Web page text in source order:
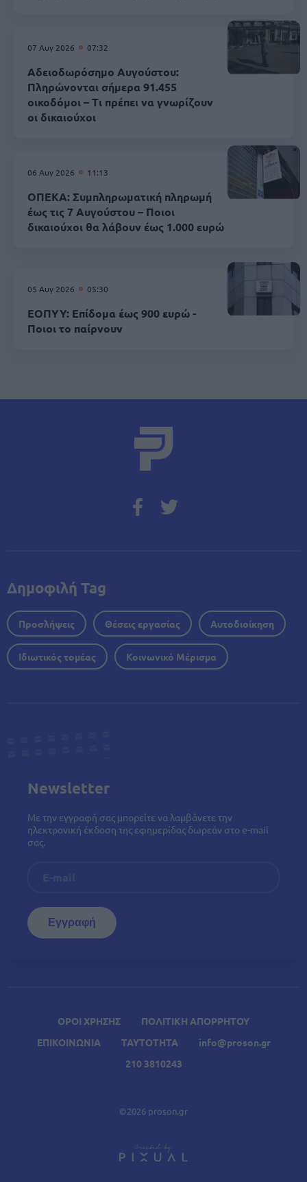
A Σχετικά Άρθρα
07 Αυγ 2026 07:32
Αδειοδωρόσημο Αυγούστου:
Πληρώνονται σήμερα 91.455
οικοδόμοι – Τι πρέπει να γνωρίζουν
οι δικαιούχοι
06 Αυγ 2026 11:13
ΟΠΕΚΑ: Συμπληρωματική πληρωμή
έως τις 7 Αυγούστου – Ποιοι
δικαιούχοι θα λάβουν έως 1.000 ευρώ
05 Αυγ 2026 05:30
ΕΟΠΥΥ: Επίδομα έως 900 ευρώ -
Ποιοι το παίρνουν
ΟΡΟΙ ΧΡΗΣΗΣ
ΠΟΛΙΤΙΚΗ ΑΠΟΡΡΗΤΟΥ
ΕΠΙΚΟΙΝΩΝΙΑ
ΤΑΥΤΟΤΗΤΑ
info@proson.gr
210 3810243
©2026 proson.gr
Δημοφιλή Tag
Προσλήψεις Θέσεις εργασίας Αυτοδιοίκηση
Ιδιωτικός τομέας Κοινωνικό Μέρισμα
Newsletter
Με την εγγραφή σας μπορείτε να λαμβάνετε την
ηλεκτρονική έκδοση της εφημερίδας δωρεάν στο e-mail
σας.